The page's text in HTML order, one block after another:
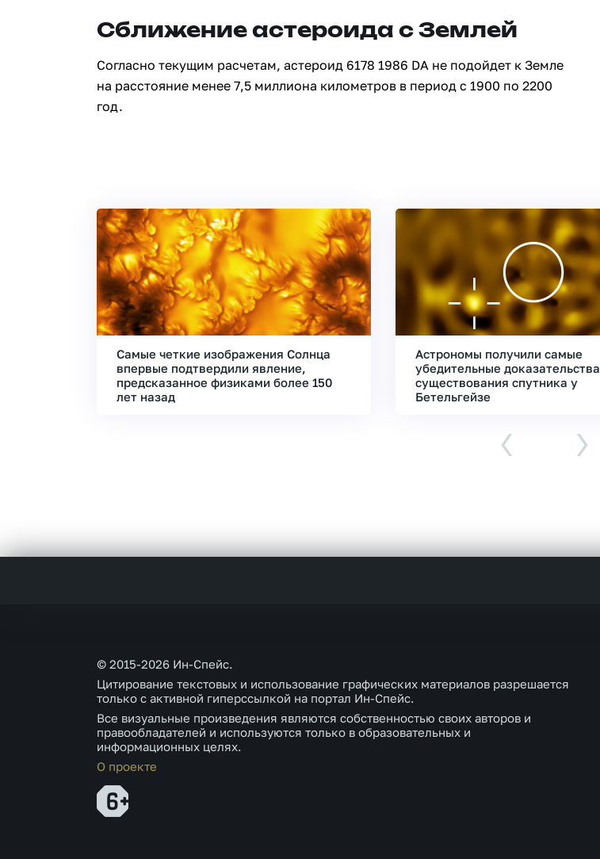
Сближение астероида с Землей
Согласно текущим расчетам, астероид 6178 1986 DA не подойдет к Земле
на расстояние менее 7,5 миллиона километров в период с 1900 по 2200
год.
Самые четкие изображения Солнца
впервые подтвердили явление,
предсказанное физиками более 150
лет назад
Астрономы получили самые
убедительные доказательства
существования спутника у
Бетельгейзе
‹ ›
© 2015-2026 Ин-Спейс.
Цитирование текстовых и использование графических материалов разрешается
только с активной гиперссылкой на портал Ин-Спейс.
Все визуальные произведения являются собственностью своих авторов и
правообладателей и используются только в образовательных и
информационных целях.
О проекте